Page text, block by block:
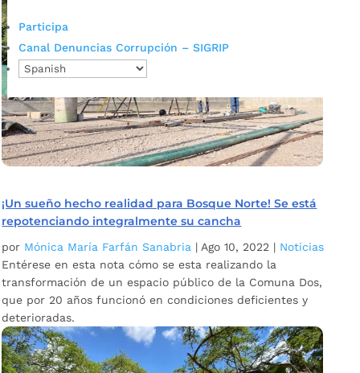
Participa
Canal Denuncias Corrupción – SIGRIP
¡Un sueño hecho realidad para Bosque Norte! Se está
repotenciando integralmente su cancha
por Mónica María Farfán Sanabria | Ago 10, 2022 | Noticias
Entérese en esta nota cómo se esta realizando la
transformación de un espacio público de la Comuna Dos,
que por 20 años funcionó en condiciones deficientes y
deterioradas.